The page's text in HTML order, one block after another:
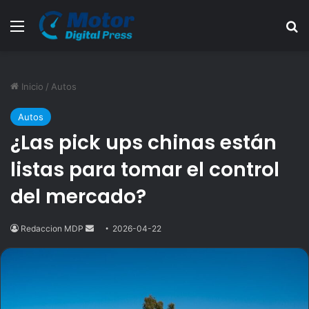
Menú
Inicio / Autos
Autos
¿Las pick ups chinas están
listas para tomar el control
del mercado?
Redaccion MDP
Send2026-04-22